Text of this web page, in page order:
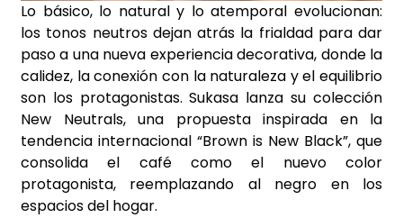
Lo básico, lo natural y lo atemporal evolucionan:
los tonos neutros dejan atrás la frialdad para dar
paso a una nueva experiencia decorativa, donde la
calidez, la conexión con la naturaleza y el equilibrio
son los protagonistas. Sukasa lanza su colección
New Neutrals, una propuesta inspirada en la
tendencia internacional “Brown is New Black”, que
consolida el café como el nuevo color
protagonista, reemplazando al negro en los
espacios del hogar.